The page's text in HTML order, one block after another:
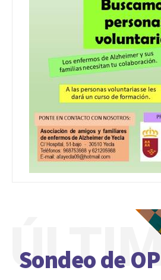
Sondeo de